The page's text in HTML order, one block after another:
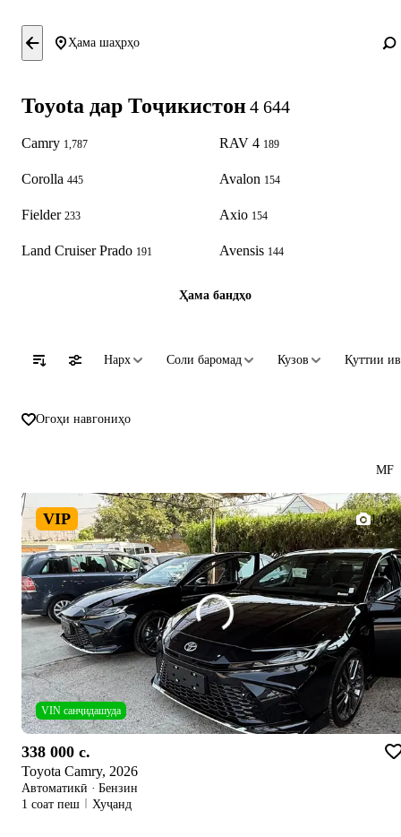
Ҳама шаҳрҳо
Toyota дар Тоҷикистон4 644
Camry 1,787
Corolla 445
Fielder 233
Land Cruiser Prado 191
RAV 4 189
Avalon 154
Axio 154
Avensis 144
Ҳама бандҳо
Нарх Соли баромад Кузов Қуттии
Огоҳи навгониҳо
MF
VIP 1/6
VIN санҷидашуда
338 000 c.
Toyota Camry, 2026
Автоматикӣ · Бензин
1 соат пеш
Хуҷанд